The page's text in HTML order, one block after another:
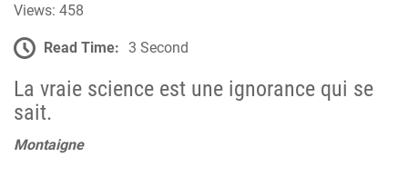
Views: 458
Read Time: 3 Second
La vraie science est une ignorance qui se
sait.
Montaigne